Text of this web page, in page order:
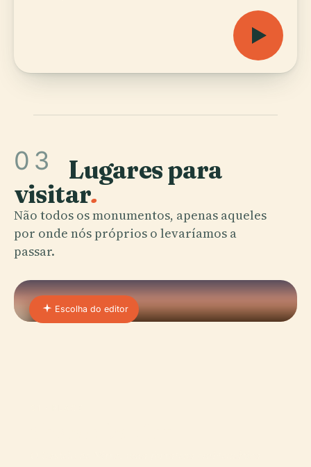
03 Lugares para
visitar.
Não todos os monumentos, apenas aqueles
por onde nós próprios o levaríamos a
passar.
Escolha do editor